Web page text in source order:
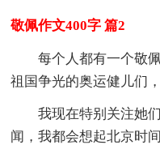
敬佩作文400字 篇2
每个人都有一个敬
祖国争光的奥运健儿们
我现在特别关注她
闻，我都会想起北京时